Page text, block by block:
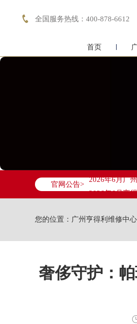
 全国服务热线：400-878-6612
首页
官网公告>
2026年6月广
2026年6月亨
广州市越秀区
您的位置： 广州亨得利维修中心
奢侈守护：